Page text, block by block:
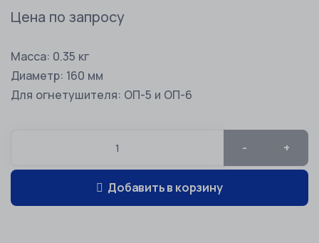
Цена по запросу
Масса: 0.35 кг
Диаметр: 160 мм
Для огнетушителя: ОП-5 и ОП-6
- +
Добавить в корзину